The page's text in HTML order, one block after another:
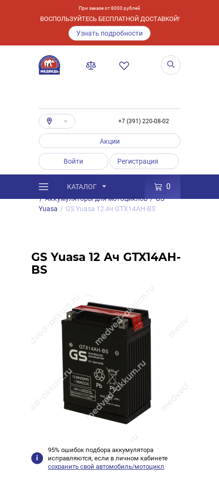
При заказе от 8000 рублей
ВОСПОЛЬЗУЙТЕСЬ БЕСПЛАТНОЙ ДОСТАВКОЙ!
Узнать подробности
+7 (391) 220-08-02
Акции
Войти Регистрация
КАТАЛОГ 0
Каталог / Товары
Аккумуляторы
/ Аккумуляторы для мотоциклов / GS
Yuasa / GS Yuasa 12 Ач GTX14AH-BS
GS Yuasa 12 Ач GTX14AH-
BS
95% ошибок подбора аккумулятора
исправляются, если в личном кабинете
сохранить свой автомобиль/мотоцикл